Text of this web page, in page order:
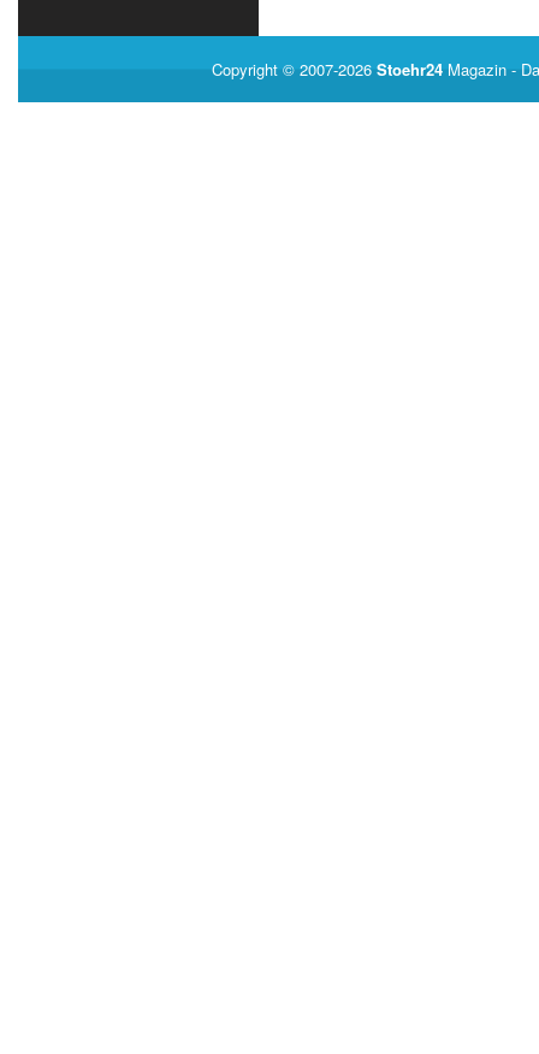
Copyright © 2007-2026 Stoehr24 Magazin -